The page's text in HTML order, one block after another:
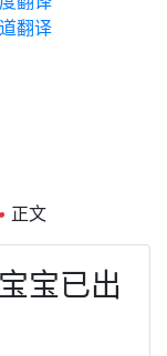
翻译
• 正文
宝已出